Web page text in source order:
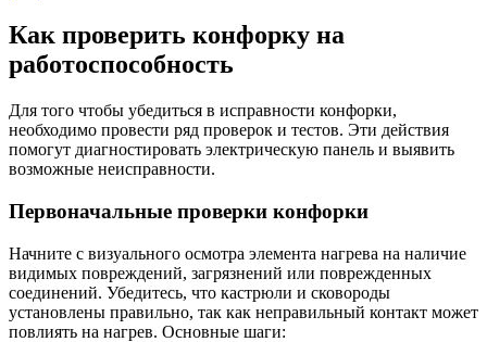
Как проверить конфорку на
работоспособность
Для того чтобы убедиться в исправности конфорки,
необходимо провести ряд проверок и тестов. Эти действия
помогут диагностировать электрическую панель и выявить
возможные неисправности.
Первоначальные проверки конфорки
Начните с визуального осмотра элемента нагрева на наличие
видимых повреждений, загрязнений или поврежденных
соединений. Убедитесь, что кастрюли и сковороды
установлены правильно, так как неправильный контакт может
повлиять на нагрев. Основные шаги: